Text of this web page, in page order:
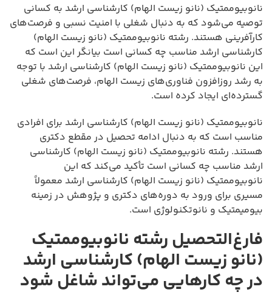
نانوبیوممتیک (نانو زیست الهام) کارشناسی ارشد به کسانی
توصیه می‌شود که به دنبال شغلی با امنیت نسبی و فرصت‌های
کارآفرینی هستند. رشته نانوبیوممتیک (نانو زیست الهام)
کارشناسی ارشد مناسب چه کسانی است بیانگر این است که
این نانوبیوممتیک (نانو زیست الهام) کارشناسی ارشد با توجه
به رشد روزافزون فناوری‌های زیست الهام، فرصت‌های شغلی
گسترده‌ای ایجاد کرده است.
نانوبیوممتیک (نانو زیست الهام) کارشناسی ارشد برای افرادی
مناسب است که به دنبال ادامه تحصیل در مقطع دکتری
هستند. رشته نانوبیوممتیک (نانو زیست الهام) کارشناسی
ارشد مناسب چه کسانی است تأکید می‌کند که این
نانوبیوممتیک (نانو زیست الهام) کارشناسی ارشد معمولاً
مسیری برای ورود به دوره‌های دکتری و پژوهش در زمینه
بیومیمتیک و نانوتکنولوژی است.
فارغ‌التحصیل رشته نانوبیوممتیک
(نانو زیست الهام) کارشناسی ارشد
در چه کارهایی می‌تواند شاغل شود